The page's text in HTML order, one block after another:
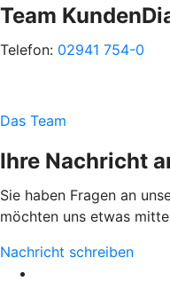
Team
Telefon: 02941 754-0
Das Team
Ihre Nachricht
Sie haben Fragen an
möchten uns etwas
Nachricht schreiben